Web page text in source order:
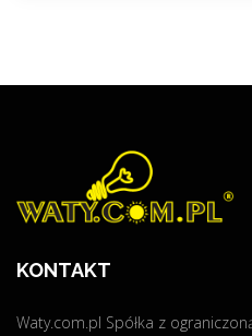
KONTAKT
Waty.com.pl Spółka z